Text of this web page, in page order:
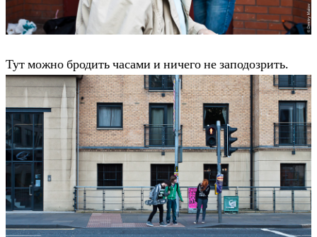
Тут можно бродить часами и ничего не заподозрить.